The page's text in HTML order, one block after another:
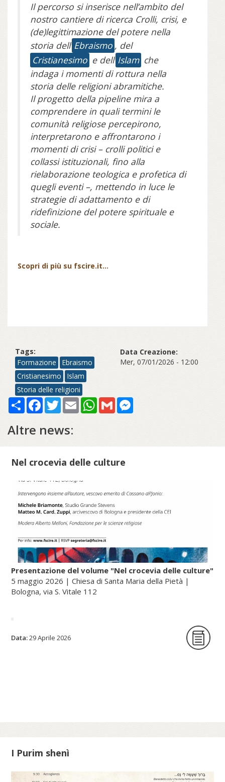
Il percorso si inserisce nell’ambito del
nostro cantiere di ricerca Crolli, crisi, e
(de)legittimazione del potere nella
storia dell’ Ebraismo , del
Cristianesimo e dell’ Islam che
indaga i momenti di rottura nella
storia delle religioni abramitiche.
Il progetto della pipeline mira a
comprendere in quali termini le
comunità religiose percepirono,
interpretarono e affrontarono i
momenti di crisi – crolli politici e
collassi istituzionali, fino alla
rielaborazione teologica e profetica di
quegli eventi –, mettendo in luce le
strategie di adattamento e di
ridefinizione del potere spirituale e
sociale.
Scopri di più su fscire.it...
Tags:
Formazione
Ebraismo
Cristianesimo
Islam
Storia delle religioni
Data Creazione:
Mer, 07/01/2026 - 12:00
Share Facebook
TwitterEmail WhatsApp
Gmail
Altre news:
Nel crocevia delle culture
Presentazione del volume "Nel crocevia delle culture"
5 maggio 2026 | Chiesa di Santa Maria della Pietà |
Bologna, via S. Vitale 112
lieta di ospitare la presentazione del
Scopri di più su fscire.it...
Data:29 Aprile 2026
I Purim shenì